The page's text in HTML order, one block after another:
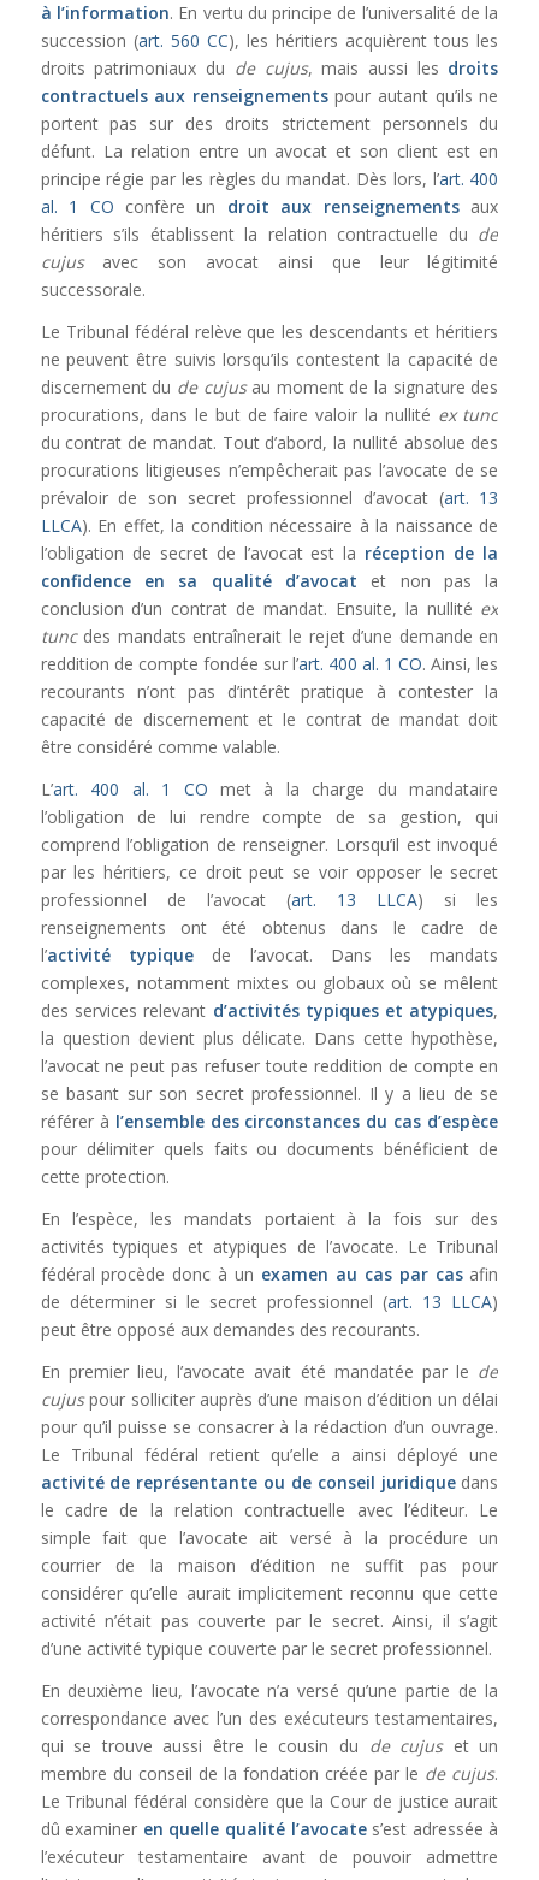
à l’information. En vertu du principe de l’universalité de la
succession (art. 560 CC), les héritiers acquièrent tous les
droits patrimoniaux du de cujus, mais aussi les droits
contractuels aux renseignementspour autant qu’ils ne
portent pas sur des droits strictement personnels du
défunt. La relation entre un avocat et son client est en
principe régie par les règles du mandat. Dès lors, l’art. 400
al. 1 CO confère un droit aux renseignementsaux
héritiers s’ils établissent la relation contractuelle du de
cujusavec son avocat ainsi que leur légitimité
successorale.
Le Tribunal fédéral relève que les descendants et héritiers
ne peuvent être suivis lorsqu’ils contestent la capacité de
discernement du de cujusau moment de la signature des
procurations, dans le but de faire valoir la nullité ex tunc
du contrat de mandat. Tout d’abord, la nullité absolue des
procurations litigieuses n’empêcherait pas l’avocate de se
prévaloir de son secret professionnel d’avocat (art. 13
LLCA). En effet, la condition nécessaire à la naissance de
l’obligation de secret de l’avocat est la réception de la
confidence en sa qualité d’avocat et non pas la
conclusion d’un contrat de mandat. Ensuite, la nullité ex
tuncdes mandats entraînerait le rejet d’une demande en
reddition de compte fondée sur l’art. 400 al. 1 CO. Ainsi, les
recourants n’ont pas d’intérêt pratique à contester la
capacité de discernement et le contrat de mandat doit
être considéré comme valable.
L’art. 400 al. 1 CO met à la charge du mandataire
l’obligation de lui rendre compte de sa gestion, qui
comprend l’obligation de renseigner. Lorsqu’il est invoqué
par les héritiers, ce droit peut se voir opposer le secret
professionnel de l’avocat (art. 13 LLCA) si les
renseignements ont été obtenus dans le cadre de
l’activité typique de l’avocat. Dans les mandats
complexes, notamment mixtes ou globaux où se mêlent
des services relevant d’activités typiques et atypiques,
la question devient plus délicate. Dans cette hypothèse,
l’avocat ne peut pas refuser toute reddition de compte en
se basant sur son secret professionnel. Il y a lieu de se
référer à l’ensemble des circonstances du cas d’espèce
pour délimiter quels faits ou documents bénéficient de
cette protection.
En l’espèce, les mandats portaient à la fois sur des
activités typiques et atypiques de l’avocate. Le Tribunal
fédéral procède donc à un examen au cas par casafin
de déterminer si le secret professionnel (art. 13 LLCA)
peut être opposé aux demandes des recourants.
En premier lieu, l’avocate avait été mandatée par le de
cujuspour solliciter auprès d’une maison d’édition un délai
pour qu’il puisse se consacrer à la rédaction d’un ouvrage.
Le Tribunal fédéral retient qu’elle a ainsi déployé une
activité de représentante ou de conseil juridiquedans
le cadre de la relation contractuelle avec l’éditeur. Le
simple fait que l’avocate ait versé à la procédure un
courrier de la maison d’édition ne suffit pas pour
considérer qu’elle aurait implicitement reconnu que cette
activité n’était pas couverte par le secret. Ainsi, il s’agit
d’une activité typique couverte par le secret professionnel.
En deuxième lieu, l’avocate n’a versé qu’une partie de la
correspondance avec l’un des exécuteurs testamentaires,
qui se trouve aussi être le cousin du de cujuset un
membre du conseil de la fondation créée par le de cujus.
Le Tribunal fédéral considère que la Cour de justice aurait
dû examiner en quelle qualité l’avocates’est adressée à
l’exécuteur testamentaire avant de pouvoir admettre